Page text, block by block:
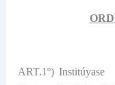
ART.1º) Institúyase